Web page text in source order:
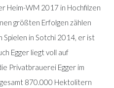
Heim-WM 2017 in Hochfilzen
größten Erfolgen zählen
Spielen in Sotchi 2014, er ist
Egger liegt voll auf
Privatbrauerei Egger im
870.000 Hektolitern